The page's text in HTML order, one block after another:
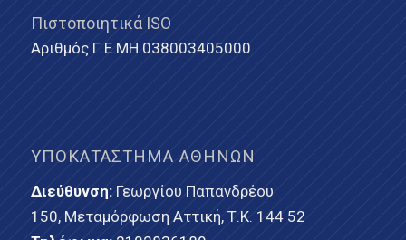
Πιστοποιητικά ISO
Αριθμός Γ.Ε.ΜΗ 038003405000
ΥΠΟΚΑΤΆΣΤΗΜΑ ΑΘΗΝΏΝ
Διεύθυνση:Γεωργίου Παπανδρέου
150, Μεταμόρφωση Αττική, Τ.Κ. 144 52